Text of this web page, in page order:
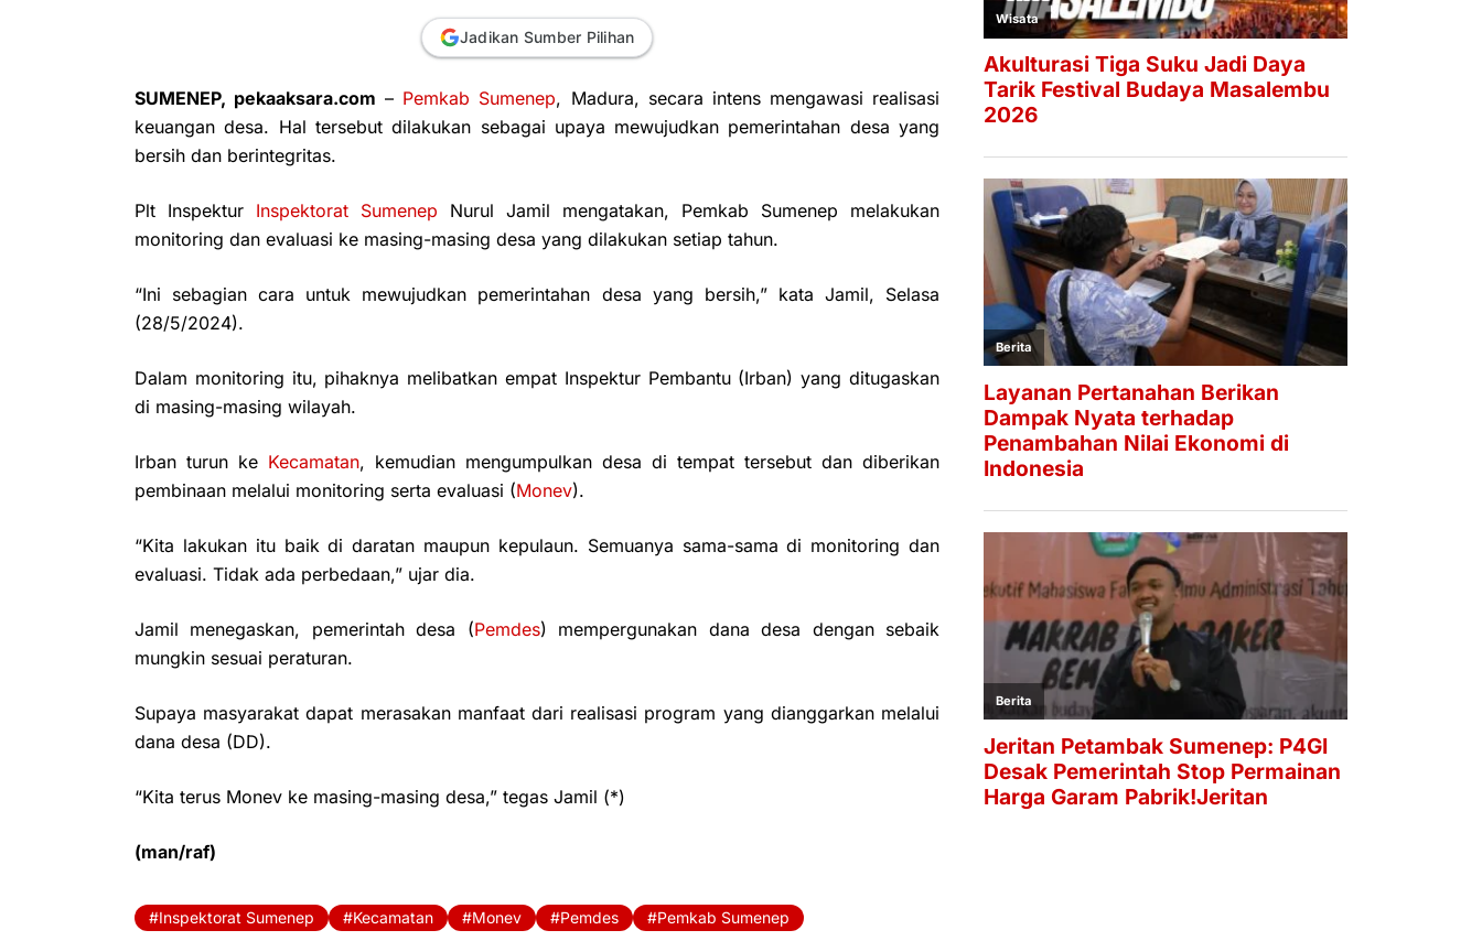
Jadikan Sumber Pilihan
SUMENEP, pekaaksara.com – Pemkab Sumenep, Madura, secara intens mengawasi realisasi
keuangan desa. Hal tersebut dilakukan sebagai upaya mewujudkan pemerintahan desa yang
bersih dan berintegritas.
Plt Inspektur Inspektorat Sumenep Nurul Jamil mengatakan, Pemkab Sumenep melakukan
monitoring dan evaluasi ke masing-masing desa yang dilakukan setiap tahun.
“Ini sebagian cara untuk mewujudkan pemerintahan desa yang bersih,” kata Jamil, Selasa
(28/5/2024).
Dalam monitoring itu, pihaknya melibatkan empat Inspektur Pembantu (Irban) yang ditugaskan
di masing-masing wilayah.
Irban turun ke Kecamatan, kemudian mengumpulkan desa di tempat tersebut dan diberikan
pembinaan melalui monitoring serta evaluasi (Monev).
“Kita lakukan itu baik di daratan maupun kepulaun. Semuanya sama-sama di monitoring dan
evaluasi. Tidak ada perbedaan,” ujar dia.
Jamil menegaskan, pemerintah desa (Pemdes) mempergunakan dana desa dengan sebaik
mungkin sesuai peraturan.
Supaya masyarakat dapat merasakan manfaat dari realisasi program yang dianggarkan melalui
dana desa (DD).
“Kita terus Monev ke masing-masing desa,” tegas Jamil (*)
(man/raf)
Inspektorat Sumenep Kecamatan Monev Pemdes Pemkab Sumenep